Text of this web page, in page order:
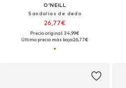
O'NEILL
Sandalias de dedo
26,77€
Precio original: 34,99€
Último precio más bajo:26,77€